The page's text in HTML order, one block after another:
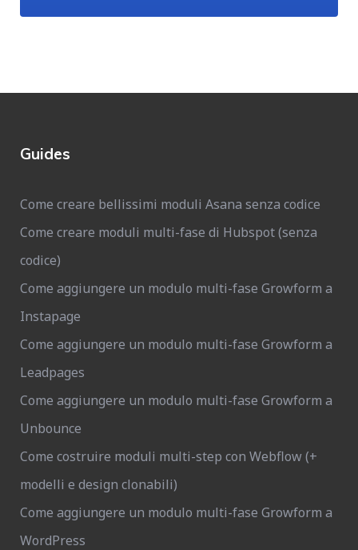
Guides
Come creare bellissimi moduli Asana senza codice
Come creare moduli multi-fase di Hubspot (senza
codice)
Come aggiungere un modulo multi-fase Growform a
Instapage
Come aggiungere un modulo multi-fase Growform a
Leadpages
Come aggiungere un modulo multi-fase Growform a
Unbounce
Come costruire moduli multi-step con Webflow (+
modelli e design clonabili)
Come aggiungere un modulo multi-fase Growform a
WordPress